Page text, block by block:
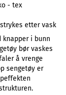
- tex
etter vask
knapper i bunn
bør vaskes
å vrenge
sengetøy er